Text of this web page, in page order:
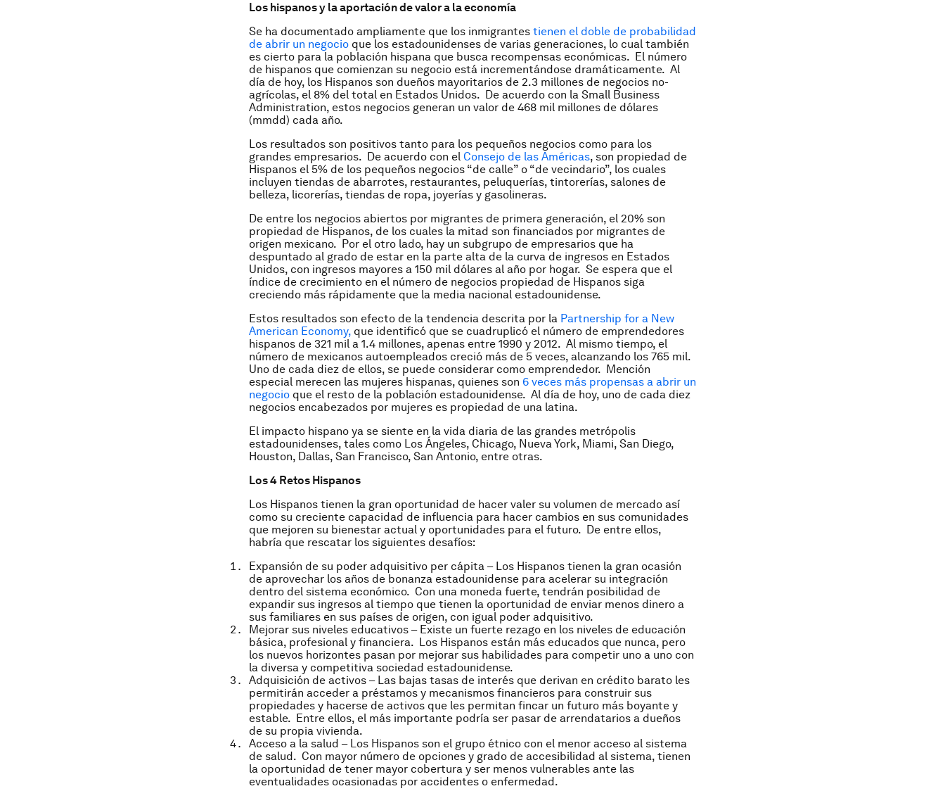
Los hispanos y la aportación de valor a la economía
Se ha documentado ampliamente que los inmigrantes tienen el doble de probabilidad
de abrir un negocio que los estadounidenses de varias generaciones, lo cual también
es cierto para la población hispana que busca recompensas económicas. El número
de hispanos que comienzan su negocio está incrementándose dramáticamente. Al
día de hoy, los Hispanos son dueños mayoritarios de 2.3 millones de negocios no-
agrícolas, el 8% del total en Estados Unidos. De acuerdo con la Small Business
Administration, estos negocios generan un valor de 468 mil millones de dólares
(mmdd) cada año.
Los resultados son positivos tanto para los pequeños negocios como para los
grandes empresarios. De acuerdo con el Consejo de las Américas, son propiedad de
Hispanos el 5% de los pequeños negocios “de calle” o “de vecindario”, los cuales
incluyen tiendas de abarrotes, restaurantes, peluquerías, tintorerías, salones de
belleza, licorerías, tiendas de ropa, joyerías y gasolineras.
De entre los negocios abiertos por migrantes de primera generación, el 20% son
propiedad de Hispanos, de los cuales la mitad son financiados por migrantes de
origen mexicano. Por el otro lado, hay un subgrupo de empresarios que ha
despuntado al grado de estar en la parte alta de la curva de ingresos en Estados
Unidos, con ingresos mayores a 150 mil dólares al año por hogar. Se espera que el
índice de crecimiento en el número de negocios propiedad de Hispanos siga
creciendo más rápidamente que la media nacional estadounidense.
Estos resultados son efecto de la tendencia descrita por la Partnership for a New
American Economy, que identificó que se cuadruplicó el número de emprendedores
hispanos de 321 mil a 1.4 millones, apenas entre 1990 y 2012. Al mismo tiempo, el
número de mexicanos autoempleados creció más de 5 veces, alcanzando los 765 mil.
Uno de cada diez de ellos, se puede considerar como emprendedor. Mención
especial merecen las mujeres hispanas, quienes son 6 veces más propensas a abrir un
negocio que el resto de la población estadounidense. Al día de hoy, uno de cada diez
negocios encabezados por mujeres es propiedad de una latina.
El impacto hispano ya se siente en la vida diaria de las grandes metrópolis
estadounidenses, tales como Los Ángeles, Chicago, Nueva York, Miami, San Diego,
Houston, Dallas, San Francisco, San Antonio, entre otras.
Los 4 Retos Hispanos
Los Hispanos tienen la gran oportunidad de hacer valer su volumen de mercado así
como su creciente capacidad de influencia para hacer cambios en sus comunidades
que mejoren su bienestar actual y oportunidades para el futuro. De entre ellos,
habría que rescatar los siguientes desafíos:
Expansión de su poder adquisitivo per cápita – Los Hispanos tienen la gran ocasión
de aprovechar los años de bonanza estadounidense para acelerar su integración
dentro del sistema económico. Con una moneda fuerte, tendrán posibilidad de
expandir sus ingresos al tiempo que tienen la oportunidad de enviar menos dinero a
sus familiares en sus países de origen, con igual poder adquisitivo.
Mejorar sus niveles educativos – Existe un fuerte rezago en los niveles de educación
básica, profesional y financiera. Los Hispanos están más educados que nunca, pero
los nuevos horizontes pasan por mejorar sus habilidades para competir uno a uno con
la diversa y competitiva sociedad estadounidense.
Adquisición de activos – Las bajas tasas de interés que derivan en crédito barato les
permitirán acceder a préstamos y mecanismos financieros para construir sus
propiedades y hacerse de activos que les permitan fincar un futuro más boyante y
estable. Entre ellos, el más importante podría ser pasar de arrendatarios a dueños
de su propia vivienda.
Acceso a la salud – Los Hispanos son el grupo étnico con el menor acceso al sistema
de salud. Con mayor número de opciones y grado de accesibilidad al sistema, tienen
la oportunidad de tener mayor cobertura y ser menos vulnerables ante las
eventualidades ocasionadas por accidentes o enfermedad.